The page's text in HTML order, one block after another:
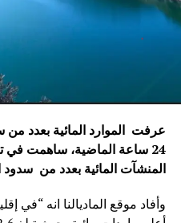
عرفت الموارد المائية بعدد من
24 ساعة الماضية، ساهمت
المنشآت المائية بعدد من سدود
وأفاد موقع الماديالنا انه “في